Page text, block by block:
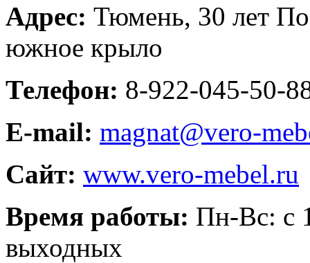
Адрес: Тюмень, 30 лет
южное крыло
Телефон: 8-922-045-50-
E-mail: magnat@vero-
Сайт: www.vero-mebel.ru
Время работы: Пн-Вс: с
выходных